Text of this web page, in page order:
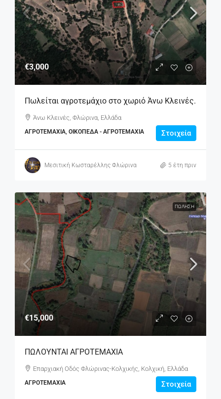
€3,000
Πωλείται αγροτεμάχιο στο χωριό Άνω Κλεινές.
Άνω Κλεινές, Φλώρινα, Ελλάδα
ΑΓΡΟΤΕΜΆΧΙΑ, ΟΙΚΌΠΕΔΑ - ΑΓΡΟΤΕΜΆΧΙΑ Στοιχεία
Μεσιτική Κωσταρέλλης Φλώρινα 5 έτη πριν
ΠΏΛΗΣΗ
€15,000
ΠΩΛΟΥΝΤΑΙ ΑΓΡΟΤΕΜΑΧΙΑ
Επαρχιακή Οδός Φλώρινας-Κολχικής, Κολχική, Ελλάδα
ΑΓΡΟΤΕΜΆΧΙΑ Στοιχεία